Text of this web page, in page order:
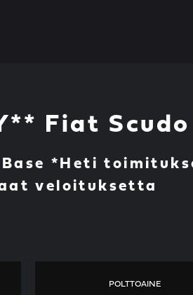
Fiat Scudo
*Heti
veloituksetta
POLTTOAINE